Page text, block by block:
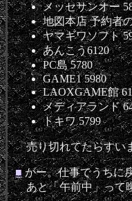
メッセサンオー
地図本店 予約者
ヤマギワソフト
あんこう6120
PC島 5780
GAME1 5980
LAOXGAME館
メディアランド
トキワ 5799
売り切れてたらすい
■がー。仕事でうちに
あと「午前中」って曖